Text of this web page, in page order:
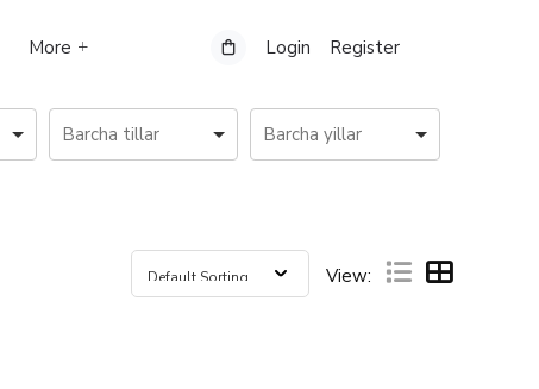
More Login Register
View: